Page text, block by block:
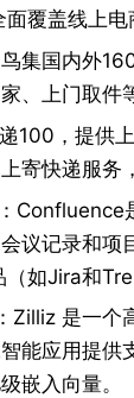
面覆盖线上
集国内外
、上门取件
递100，提供
寄快递服务
Confluence
议记录和项
如Jira和
：Zilliz 是一个
能应用提供
嵌入向量。